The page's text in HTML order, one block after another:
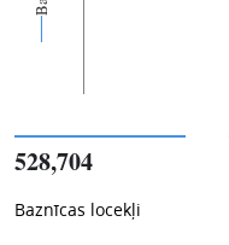
528,704
Baznīcas locekļi